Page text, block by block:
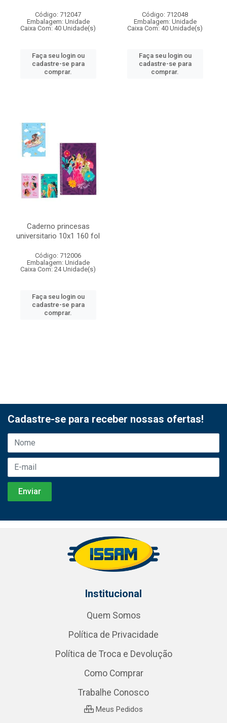
Código: 712047
Embalagem: Unidade
Caixa Com: 40 Unidade(s)
Faça seu login ou
cadastre-se para
comprar.
Código: 712048
Embalagem: Unidade
Caixa Com: 40 Unidade(s)
Faça seu login ou
cadastre-se para
comprar.
Caderno princesas
universitario 10x1 160 fol
Código: 712006
Embalagem: Unidade
Caixa Com: 24 Unidade(s)
Faça seu login ou
cadastre-se para
comprar.
Cadastre-se para receber nossas ofertas!
Institucional
Quem Somos
Política de Privacidade
Política de Troca e Devolução
Como Comprar
Trabalhe Conosco
Meus Pedidos